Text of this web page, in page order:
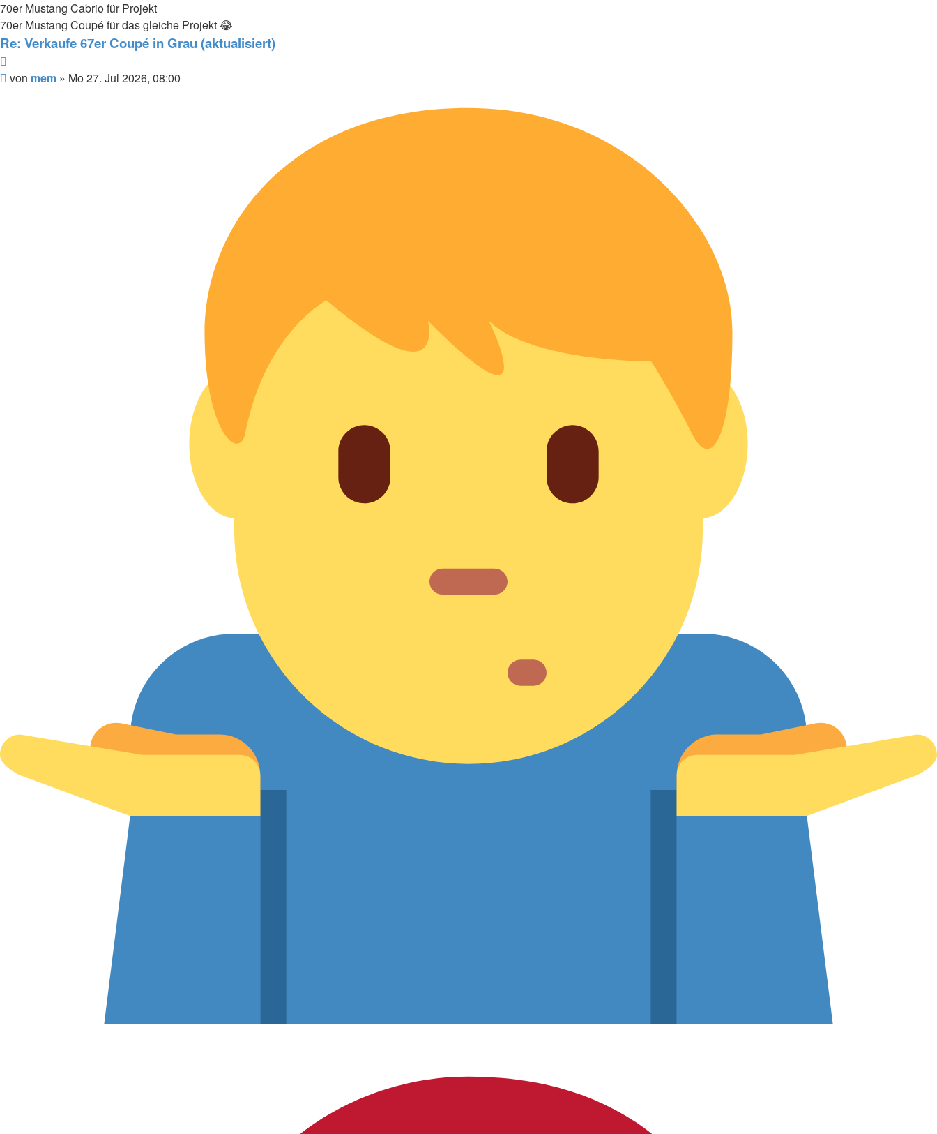
70er Mustang Cabrio für Projekt
70er Mustang Coupé für das gleiche Projekt 😂
Re: Verkaufe 67er Coupé in Grau (aktualisiert)
Beitrag
von mem » Mo 27. Jul 2026, 08:00